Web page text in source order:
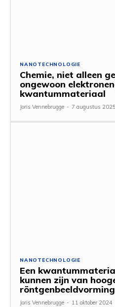
NANOTECHNOLOGIE
Chemie, niet alleen
ongewoon
kwantummateriaal
Joris Vennebrugge - 7 augustus 2025
NANOTECHNOLOGIE
Een
kunnen zijn van
Joris Vennebrugge - 11 oktober 2024